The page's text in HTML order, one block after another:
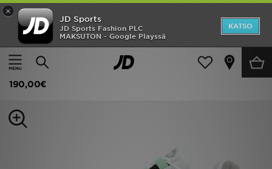
×
JD Sports
JD Sports Fashion PLC
MAKSUTON - Google Playssä
KATSO
Etusivu
Miehet Miesten kengät Tennarit
Nike Air Max 95 'Fresh Mint' Miehet
190,00€
Etusivu
Ale
Miehet